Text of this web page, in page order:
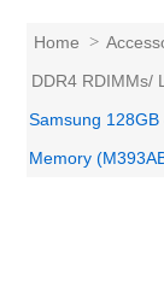
Home >
DDR4 RDIMMs/
Samsung
Memory